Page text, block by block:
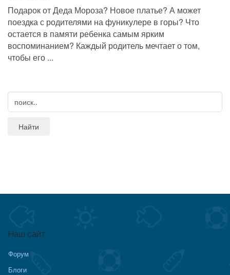
Подарок от Деда Мороза? Новое платье? А может
поездка с родителями на фуникулере в горы? Что
остается в памяти ребенка самым ярким
воспоминанием? Каждый родитель мечтает о том,
чтобы его ...
Наш сайт
Форум
Блоги